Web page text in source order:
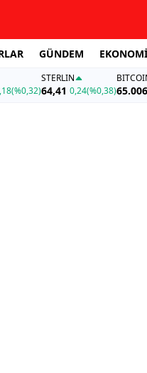
GÜNDEM EKONOMİ
(%0,32)
STERLIN
64,41 0,24(%0,38)